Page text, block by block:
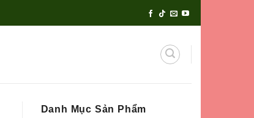
Danh Mục Sản Phẩm